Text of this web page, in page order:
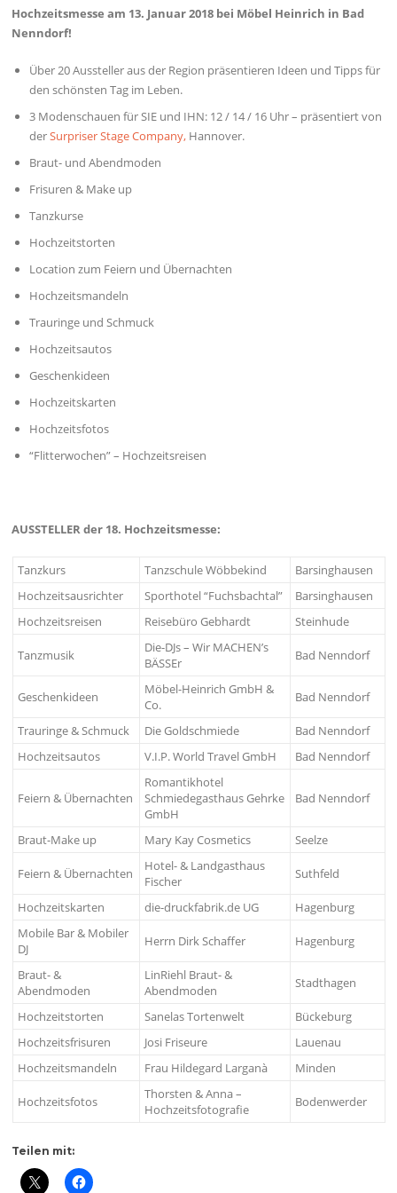
Hochzeitsmesse am 13. Januar 2018 bei Möbel Heinrich in Bad
Nenndorf!
Über 20 Aussteller aus der Region präsentieren Ideen und Tipps für
den schönsten Tag im Leben.
3 Modenschauen für SIE und IHN: 12 / 14 / 16 Uhr – präsentiert von
derSurpriser Stage Company, Hannover.
Braut- und Abendmoden
Frisuren & Make up
Tanzkurse
Hochzeitstorten
Location zum Feiern und Übernachten
Hochzeitsmandeln
Trauringe und Schmuck
Hochzeitsautos
Geschenkideen
Hochzeitskarten
Hochzeitsfotos
“Flitterwochen” – Hochzeitsreisen
AUSSTELLER der 18. Hochzeitsmesse:
Tanzkurs Tanzschule Wöbbekind
Barsinghausen
Hochzeitsausrichter
Sporthotel “Fuchsbachtal”
Barsinghausen
Hochzeitsreisen
Reisebüro Gebhardt Steinhude
Tanzmusik
Die-DJs – Wir MACHEN’s
BÄSSEr
Bad Nenndorf
Geschenkideen
Möbel-Heinrich GmbH &
Co.
Bad Nenndorf
Trauringe & Schmuck Die Goldschmiede
Bad Nenndorf
Hochzeitsautos
V.I.P. World Travel GmbH Bad Nenndorf
Feiern & Übernachten
Romantikhotel
Schmiedegasthaus Gehrke
GmbH
Bad Nenndorf
Braut-Make up Mary Kay Cosmetics Seelze
Feiern & Übernachten
Hotel- & Landgasthaus
Fischer
Suthfeld
Hochzeitskarten die-druckfabrik.de UG
Hagenburg
Mobile Bar & Mobiler
DJ
Herrn Dirk Schaffer Hagenburg
Braut- &
Abendmoden
LinRiehl Braut- &
Abendmoden
Stadthagen
Hochzeitstorten Sanelas Tortenwelt
Bückeburg
Hochzeitsfrisuren
Josi Friseure
Lauenau
Hochzeitsmandeln
Frau Hildegard Larganà Minden
Hochzeitsfotos
Thorsten & Anna –
Hochzeitsfotografie
Bodenwerder
Teilen mit: